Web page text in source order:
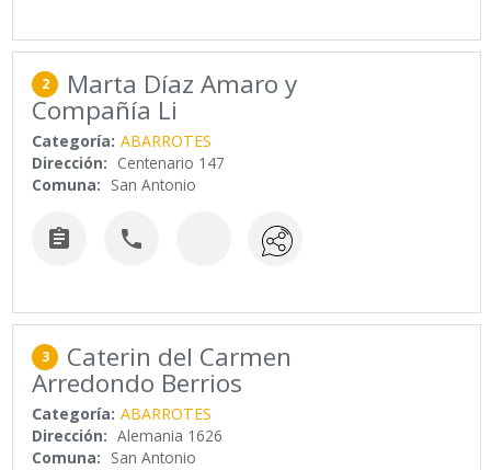
2 Marta Díaz Amaro y
Compañía Li
Categoría: ABARROTES
Dirección: Centenario 147
Comuna: San Antonio
 
3 Caterin del Carmen
Arredondo Berrios
Categoría: ABARROTES
Dirección: Alemania 1626
Comuna: San Antonio